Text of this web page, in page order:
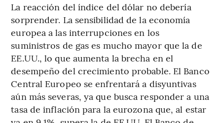
La reacción del índice del dólar no debería
sorprender. La sensibilidad de la economía
europea a las interrupciones en los
suministros de gas es mucho mayor que la de
EE.UU., lo que aumenta la brecha en el
desempeño del crecimiento probable. El Banco
Central Europeo se enfrentará a disyuntivas
aún más severas, ya que busca responder a una
tasa de inflación para la eurozona que, al estar